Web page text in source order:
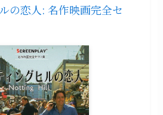
の恋人: 名作映画完全セ